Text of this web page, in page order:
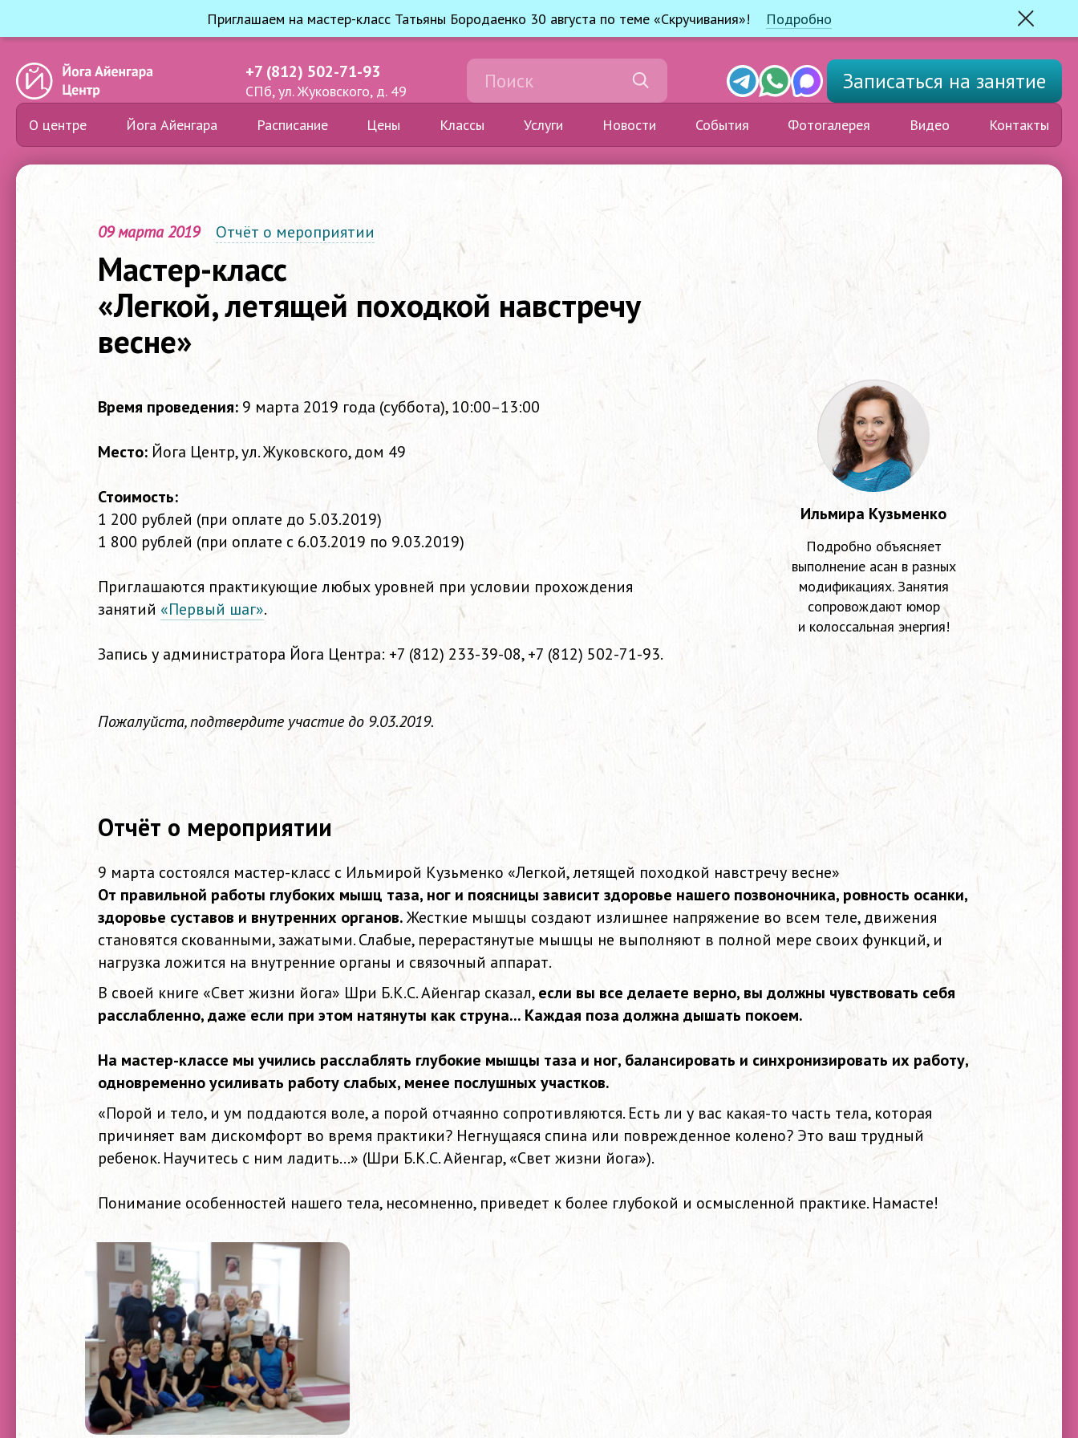
Приглашаем на мастер-класс Татьяны Бородаенко 30 августа по теме «Скручивания»!
Подробно
Закрыть
+7 (812) 502-71-93
СПб, ул. Жуковского, д. 49
TelegramWhats'app
Max Записатьсяна занятие
О центре Йога Айенгара Расписание Цены Классы Услуги Новости События Фотогалерея Видео Контакты
09 марта 2019 Отчёт о мероприятии
Мастер-класс
«Легкой, летящей походкой навстречу
весне»
Время проведения: 9 марта 2019 года (суббота), 10:00–13:00
Место: Йога Центр, ул. Жуковского, дом 49
Стоимость:
1 200 рублей (при оплате до 5.03.2019)
1 800 рублей (при оплате с 6.03.2019 по 9.03.2019)
Приглашаются практикующие любых уровней при условии прохождения
занятий «Первый шаг».
Запись у администратора Йога Центра: +7 (812) 233-39-08, +7 (812) 502-71-93.
Пожалуйста, подтвердите участие до 9.03.2019.
Ильмира Кузьменко
Подробно объясняет
выполнение асан в разных
модификациях. Занятия
сопровождают юмор
и колоссальная энергия!
Отчёт о мероприятии
9 марта состоялся мастер-класс с Ильмирой Кузьменко «Легкой, летящей походкой навстречу весне»
От правильной работы глубоких мышц таза, ног и поясницы зависит здоровье нашего позвоночника, ровность осанки,
здоровье суставов и внутренних органов.Жесткие мышцы создают излишнее напряжение во всем теле, движения
становятся скованными, зажатыми. Слабые, перерастянутые мышцы не выполняют в полной мере своих функций, и
нагрузка ложится на внутренние органы и связочный аппарат.
В своей книге «Свет жизни йога» Шри Б.К.С. Айенгар сказал,если вы все делаете верно, вы должны чувствовать себя
расслабленно, даже если при этом натянуты как струна... Каждая поза должна дышать покоем.
На мастер-классе мы учились расслаблять глубокие мышцы таза и ног, балансировать и синхронизировать их работу,
одновременно усиливать работу слабых, менее послушных участков.
«Порой и тело, и ум поддаются воле, а порой отчаянно сопротивляются. Есть ли у вас какая-то часть тела, которая
причиняет вам дискомфорт во время практики? Негнущаяся спина или поврежденное колено? Это ваш трудный
ребенок. Научитесь с ним ладить...» (Шри Б.К.С. Айенгар,«Свет жизни йога»).
Понимание особенностей нашего тела, несомненно, приведет к более глубокой и осмысленной практике. Намасте!